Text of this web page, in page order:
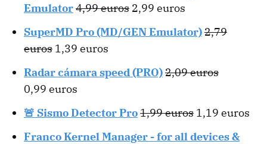
Emulator4,99 euros 2,99 euros
SuperMD Pro (MD/GEN Emulator)2,79
euros 1,39 euros
Radar cámara speed (PRO)2,09 euros
0,99 euros
🚨 Sismo Detector Pro1,99 euros 1,19 euros
Franco Kernel Manager - for all devices &